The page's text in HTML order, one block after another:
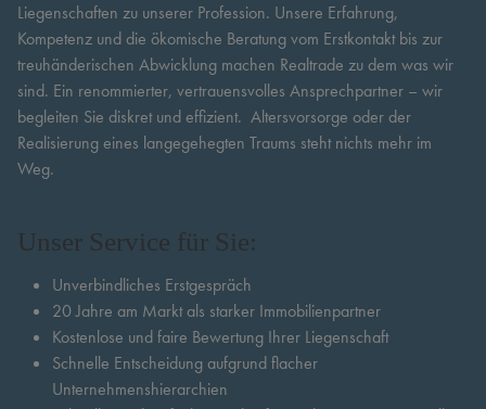
Liegenschaften zu unserer Profession. Unsere Erfahrung,
Kompetenz und die ökomische Beratung vom Erstkontakt bis zur
treuhänderischen Abwicklung machen Realtrade zu dem was wir
sind. Ein renommierter, vertrauensvolles Ansprechpartner – wir
begleiten Sie diskret und effizient. Altersvorsorge oder der
Realisierung eines langegehegten Traums steht nichts mehr im
Weg.
Unser Service für Sie:
Unverbindliches Erstgespräch
20 Jahre am Markt als starker Immobilienpartner
Kostenlose und faire Bewertung Ihrer Liegenschaft
Schnelle Entscheidung aufgrund flacher
Unternehmenshierarchien